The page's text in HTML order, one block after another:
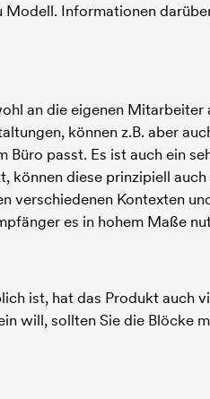
Informationen
an die eigenen Mitarbeiter
können z.B. aber
passt. Es ist auch ein
diese prinzipiell
Kontexten
es in hohem Maße
ist, hat das Produkt auch
will, sollten Sie die Blöcke